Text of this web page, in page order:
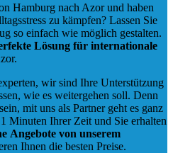
Hamburg nach Azor und haben
zu kämpfen? Lassen Sie
so einfach wie möglich gestalten.
Lösung für internationale
wir sind Ihre Unterstützung
wie es weitergehen soll. Denn
mit uns als Partner geht es ganz
Minuten Ihrer Zeit und Sie erhalten
Angebote von unserem
Ihnen die besten Preise.